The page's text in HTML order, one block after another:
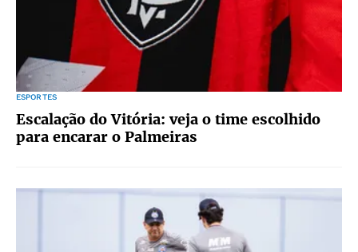
ESPORTES
Escalação do Vitória: veja o time escolhido
para encarar o Palmeiras